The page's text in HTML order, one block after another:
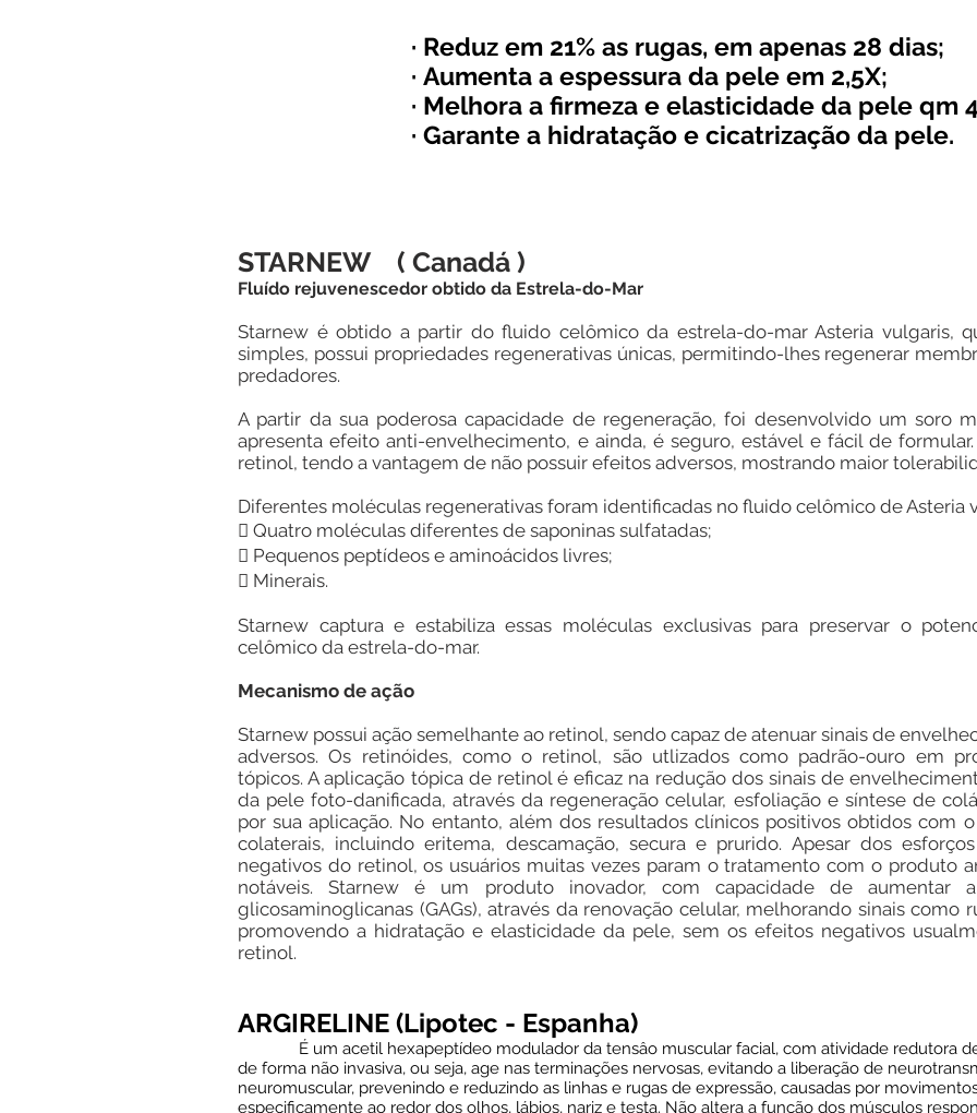
· Reduz em 21% as rugas, em apenas 28 dias;
· Aumenta a espessura da pele em 2,5X;
· Melhora a firmeza e elasticidade da pele qm
· Garante a hidratação e cicatrização da pele.
STARNEW ( Canadá )
Fluído rejuvenescedor obtido da Estrela-do-Mar
Starnew é obtido a partir do fluido celômico da estrela-do-mar Asteria vulgaris,
simples, possui propriedades regenerativas únicas, permitindo-lhes regenerar
predadores.
A partir da sua poderosa capacidade de regeneração, foi desenvolvido um soro
apresenta efeito anti-envelhecimento, e ainda, é seguro, estável e fácil de
retinol, tendo a vantagem de não possuir efeitos adversos, mostrando maior
Diferentes moléculas regenerativas foram identificadas no fluido celômico de Asteria
 Quatro moléculas diferentes de saponinas sulfatadas;
 Pequenos peptídeos e aminoácidos livres;
 Minerais.
Starnew captura e estabiliza essas moléculas exclusivas para preservar o
celômico da estrela-do-mar.
Mecanismo de ação
Starnew possui ação semelhante ao retinol, sendo capaz de atenuar sinais de
adversos. Os retinóides, como o retinol, são utlizados como padrão-ouro em
tópicos. A aplicação tópica de retinol é eficaz na redução dos sinais de
da pele foto-danificada, através da regeneração celular, esfoliação e síntese de
por sua aplicação. No entanto, além dos resultados clínicos positivos obtidos com
colaterais, incluindo eritema, descamação, secura e prurido. Apesar dos
negativos do retinol, os usuários muitas vezes param o tratamento com o produto
notáveis. Starnew é um produto inovador, com capacidade de aumentar
glicosaminoglicanas (GAGs), através da renovação celular, melhorando sinais como
promovendo a hidratação e elasticidade da pele, sem os efeitos negativos
retinol.
ARGIRELINE (Lipotec - Espanha)
É um acetil hexapeptídeo modulador da tensâo muscular facial, com atividade redutora de
de forma não invasiva, ou seja, age nas terminações nervosas, evitando a liberação de
neuromuscular, prevenindo e reduzindo as linhas e rugas de expressão, causadas por
especificamente ao redor dos olhos, lábios, nariz e testa. Não altera a função dos músculos